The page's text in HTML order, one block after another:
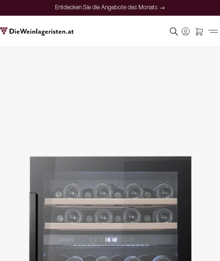
Entdecken Sie die Angebote des Monats →